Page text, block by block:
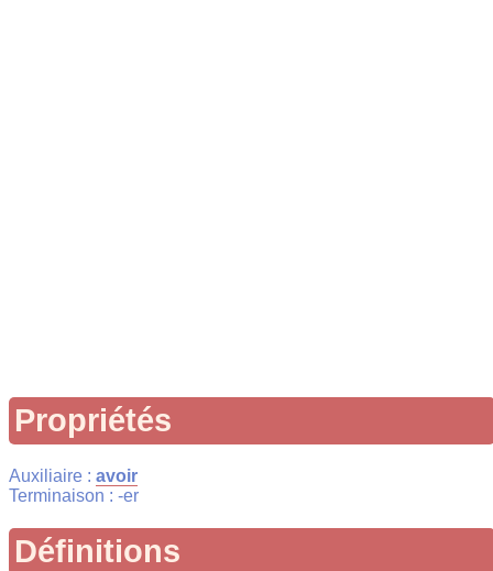
Propriétés
Auxiliaire : avoir
Terminaison : -er
Définitions